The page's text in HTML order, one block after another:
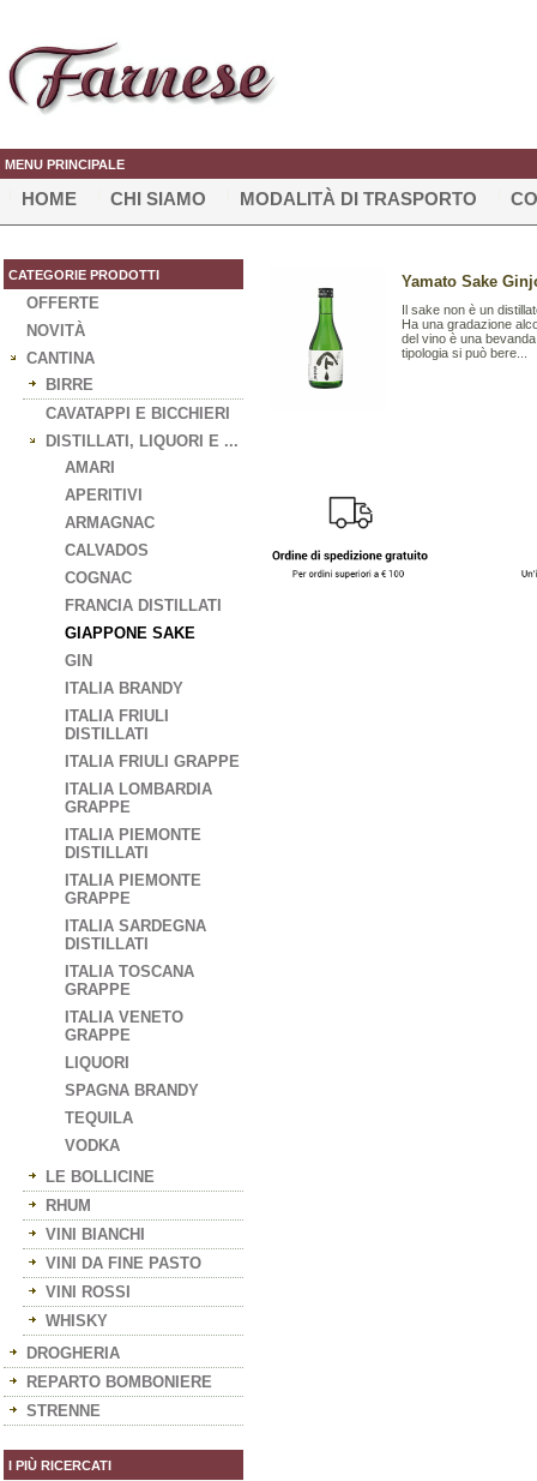
MENU PRINCIPALE
HOME CHI SIAMO MODALITÀ DI TRASPORTO
CATEGORIE PRODOTTI
OFFERTE
NOVITÀ
CANTINA
BIRRE
CAVATAPPI E BICCHIERI
DISTILLATI, LIQUORI E ...
AMARI
APERITIVI
ARMAGNAC
CALVADOS
COGNAC
FRANCIA DISTILLATI
GIAPPONE SAKE
GIN
ITALIA BRANDY
ITALIA FRIULI
DISTILLATI
ITALIA FRIULI GRAPPE
ITALIA LOMBARDIA
GRAPPE
ITALIA PIEMONTE
DISTILLATI
ITALIA PIEMONTE
GRAPPE
ITALIA SARDEGNA
DISTILLATI
ITALIA TOSCANA
GRAPPE
ITALIA VENETO
GRAPPE
LIQUORI
SPAGNA BRANDY
TEQUILA
VODKA
LE BOLLICINE
RHUM
VINI BIANCHI
VINI DA FINE PASTO
VINI ROSSI
WHISKY
DROGHERIA
REPARTO BOMBONIERE
STRENNE
I PIÙ RICERCATI
Yamato Sake
Il sake non è un
Ha una gradazione
del vino è una
tipologia si può bere...